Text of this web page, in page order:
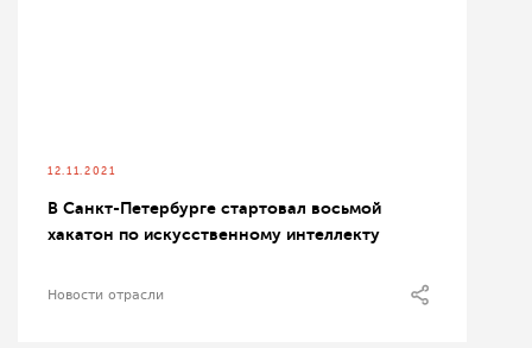
12.11.2021
В Санкт-Петербурге стартовал восьмой
хакатон по искусственному интеллекту
Новости отрасли